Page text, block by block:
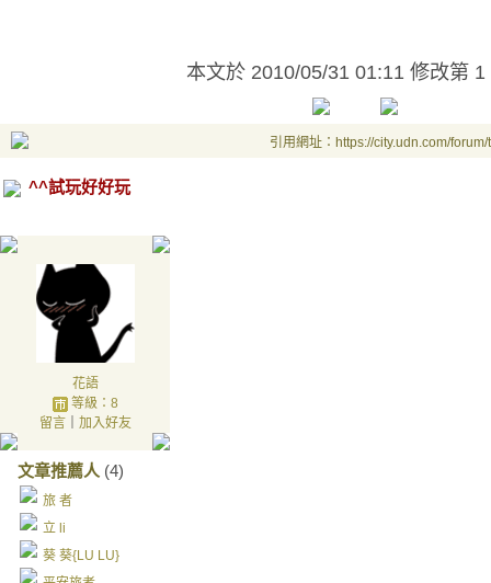
本文於 2010/05/31 01:11 修改第 1
引用網址：https://city.udn.com/
^^試玩好好玩
花語
等級：8
留言｜ 加入好友
文章推薦人 (4)
旅 者
立 li
葵 葵{LU LU}